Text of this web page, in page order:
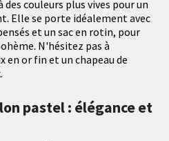
couleurs plus vives pour un
Elle se porte idéalement avec
et un sac en rotin, pour
N'hésitez pas à
en or fin et un chapeau de
pastel : élégance et